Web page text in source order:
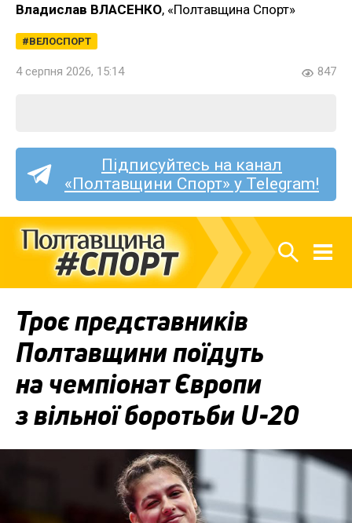
Владислав ВЛАСЕНКО, «Полтавщина Спорт»
ВЕЛОСПОРТ
4 серпня 2026, 15:14 847
Підписуйтесь на канал
«Полтавщини Спорт» у Telegram!
Троє представників
Полтавщини поїдуть
на чемпіонат Європи
з вільної боротьби U-20